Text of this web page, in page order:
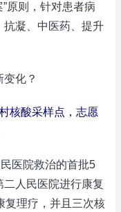
”原则，针对患者病
抗凝、中医药、提升
核酸采样点，志愿
医院救治的首批5
人民医院进行康复
复理疗，并且三次核